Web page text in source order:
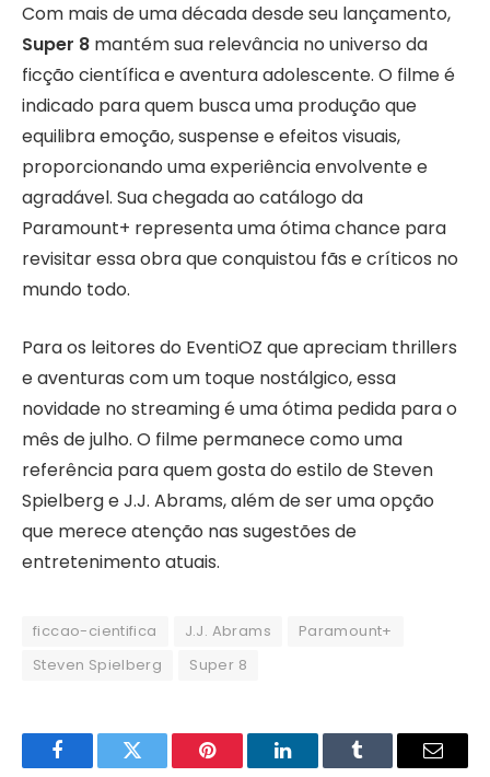
Com mais de uma década desde seu lançamento,
Super 8 mantém sua relevância no universo da
ficção científica e aventura adolescente. O filme é
indicado para quem busca uma produção que
equilibra emoção, suspense e efeitos visuais,
proporcionando uma experiência envolvente e
agradável. Sua chegada ao catálogo da
Paramount+ representa uma ótima chance para
revisitar essa obra que conquistou fãs e críticos no
mundo todo.
Para os leitores do EventiOZ que apreciam thrillers
e aventuras com um toque nostálgico, essa
novidade no streaming é uma ótima pedida para o
mês de julho. O filme permanece como uma
referência para quem gosta do estilo de Steven
Spielberg e J.J. Abrams, além de ser uma opção
que merece atenção nas sugestões de
entretenimento atuais.
ficcao-cientifica J.J. Abrams
Paramount+
Steven Spielberg
Super 8
FacebookTwitter Pinterest LinkedInTumblr Email